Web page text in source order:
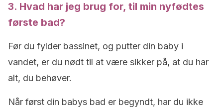
3. Hvad har jeg brug for, til min nyfødtes
første bad?
Før du fylder bassinet, og putter din baby i
vandet, er du nødt til at være sikker på, at du har
alt, du behøver.
Når først din babys bad er begyndt, har du ikke